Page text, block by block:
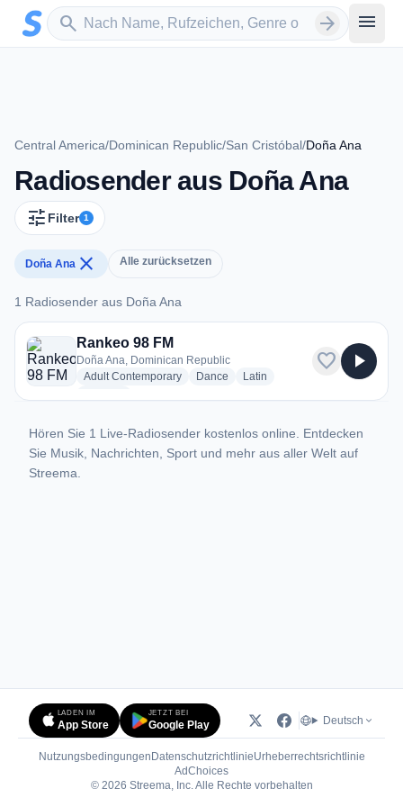
Zum Hauptinhalt springen
search
Sender suchen arrow_forward menu
Central America/Dominican Republic/San Cristóbal/Doña Ana
Radiosender aus Doña Ana
tune Filter 1
Doña Ana close Alle zurücksetzen
1 Radiosender aus Doña Ana
1 Radiosender aus Doña Ana
Rankeo 98 FM
Doña Ana, Dominican Republic
Adult Contemporaryradio stations
Dance radio stations
Latin
favorite play_arrow
Hören Sie 1 Live-Radiosender kostenlos online. Entdecken
Sie Musik, Nachrichten, Sport und mehr aus aller Welt auf
Streema.
LADEN IM
App Store
JETZT BEI
Google Play Deutsch
Nutzungsbedingungen DatenschutzrichtlinieUrheberrechtsrichtlinie
AdChoices(öffnet in neuem Tab)
© 2026 Streema, Inc. Alle Rechte vorbehalten